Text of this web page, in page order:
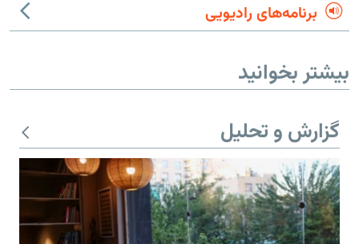
برنامه‌های رادیویی
بیشتر بخوانید
گزارش و تحلیل